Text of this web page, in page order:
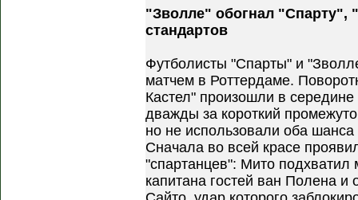
"Зволле" обогнал "Спарту",
стандартов
Футболисты "Спарты" и
матчем в Роттердаме.
Кастел" произошли в
дважды за короткий
но не использовали оба
Сначала во всей красе
"спартанцев": Мито подхватил
капитана гостей ван Полена и